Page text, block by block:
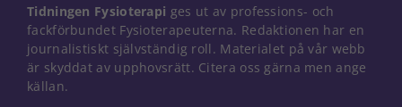
Tidningen Fysioterapi ges ut av professions- och
fackförbundet Fysioterapeuterna. Redaktionen har en
journalistiskt självständig roll. Materialet på vår webb
är skyddat av upphovsrätt. Citera oss gärna men ange
källan.